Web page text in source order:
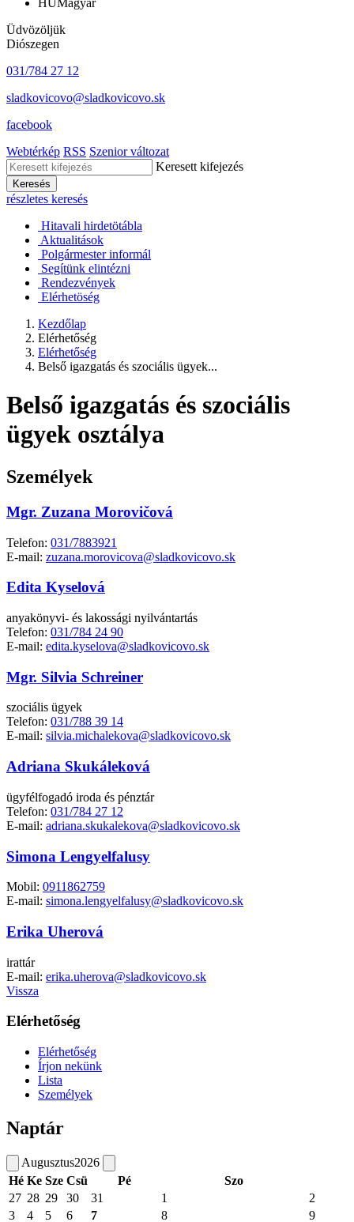
HUMagyar
Üdvözöljük
Diószegen
031/784 27 12
sladkovicovo@sladkovicovo.sk
facebook
Webtérkép RSS Szenior változat
Keresett kifejezés
Keresés
részletes keresés
Hitavali hirdetötábla
Aktualitások
Polgármester informál
Segítünk elintézni
Rendezvények
Elérhetöség
Kezdőlap
Elérhetőség
Elérhetőség
Belső igazgatás és szociális ügyek...
Belső igazgatás és szociális
ügyek osztálya
Személyek
Mgr. Zuzana Morovičová
Telefon: 031/7883921
E-mail: zuzana.morovicova@sladkovicovo.sk
Edita Kyselová
anyakönyvi- és lakossági nyilvántartás
Telefon: 031/784 24 90
E-mail: edita.kyselova@sladkovicovo.sk
Mgr. Silvia Schreiner
szociális ügyek
Telefon: 031/788 39 14
E-mail: silvia.michalekova@sladkovicovo.sk
Adriana Skukáleková
ügyfélfogadó iroda és pénztár
Telefon: 031/784 27 12
E-mail: adriana.skukalekova@sladkovicovo.sk
Simona Lengyelfalusy
Mobil: 0911862759
E-mail: simona.lengyelfalusy@sladkovicovo.sk
Erika Uherová
irattár
E-mail: erika.uherova@sladkovicovo.sk
Vissza
Elérhetőség
Elérhetőség
Írjon nekünk
Lista
Személyek
Naptár
Augusztus2026
Hé Ke Sze Csü Pé
Szo
27 28 29 30 31 1
2
3
4 5 6 7 8 9